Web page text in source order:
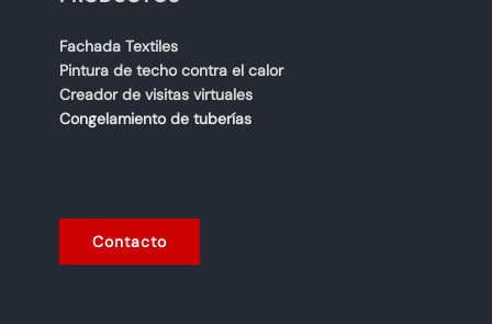
Fachada Textiles
Pintura de techo contra el calor
Creador de visitas virtuales
Congelamiento de tuberías
Contacto